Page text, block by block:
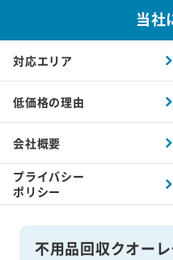
不用品回収クオー
当社
対応エリア
低価格の理由
会社概要
プライバシー
ポリシー